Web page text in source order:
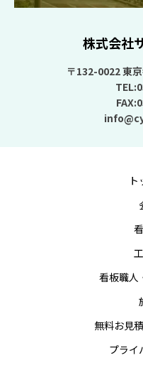
株式会社
〒132-0022 東
看板職人
無料お見
プライ